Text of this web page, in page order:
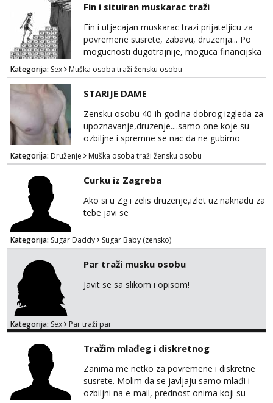
Fin i situiran muskarac traži
Fin i utjecajan muskarac trazi prijateljicu za
povremene susrete, zabavu, druzenja... Po
mogucnosti dugotrajnije, moguca financijska
potpora!
Kategorija: Sex Muška osoba traži žensku osobu
STARIJE DAME
Zensku osobu 40-ih godina dobrog izgleda za
upoznavanje,druzenje....samo one koje su
ozbiljne i spremne se nac da ne gubimo
vrijeme!
Kategorija: Druženje Muška osoba traži žensku osobu
Curku iz Zagreba
Ako si u Zg i zelis druzenje,izlet uz naknadu za
tebe javi se
Kategorija: Sugar Daddy Sugar Baby (zensko)
Par traži musku osobu
Javit se sa slikom i opisom!
Kategorija: Sex Par traži par
Tražim mlađeg i diskretnog
Zanima me netko za povremene i diskretne
susrete. Molim da se javljaju samo mlađi i
ozbiljni na e-mail, prednost onima koji su